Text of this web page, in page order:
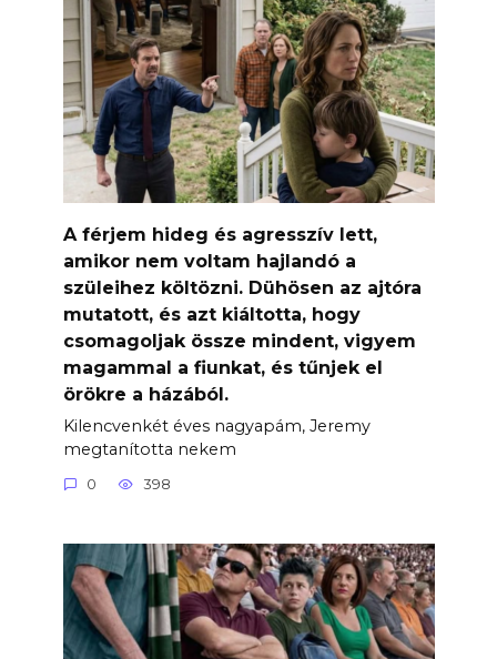
A férjem hideg és agresszív lett,
amikor nem voltam hajlandó a
szüleihez költözni. Dühösen az ajtóra
mutatott, és azt kiáltotta, hogy
csomagoljak össze mindent, vigyem
magammal a fiunkat, és tűnjek el
örökre a házából.
Kilencvenkét éves nagyapám, Jeremy
megtanította nekem
0 398